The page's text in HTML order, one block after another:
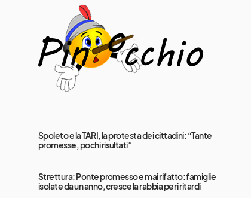
Spoleto e la TARI, la protesta dei cittadini: “Tante
promesse, pochi risultati”
Strettura: Ponte promesso e mai rifatto: famiglie
isolate da un anno, cresce la rabbia per i ritardi